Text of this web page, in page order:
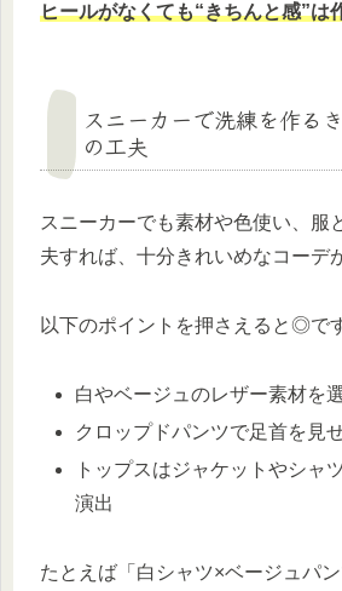
ヒールがなくても“きちんと感”は
スニーカーで洗練を作る
の工夫
スニーカーでも素材や色使い、服
夫すれば、十分きれいめなコーデ
以下のポイントを押さえると◎で
白やベージュのレザー素材を
クロップドパンツで足首を見
トップスはジャケットやシャ
演出
たとえば「白シャツ×ベージュパ